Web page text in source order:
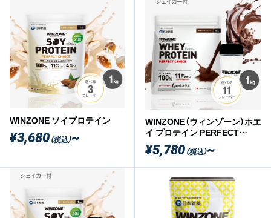
WINZONE ソイプロテイン
¥3,680（税込）~
WINZONE（ウィンゾーン）ホエ
イ プロテイン PERFECT
CHOICE 1袋（1kg）シェイカー
セット
¥5,780（税込）~